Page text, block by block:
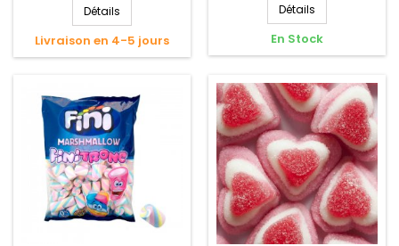
Détails
Livraison en 4-5 jours
Détails
En Stock